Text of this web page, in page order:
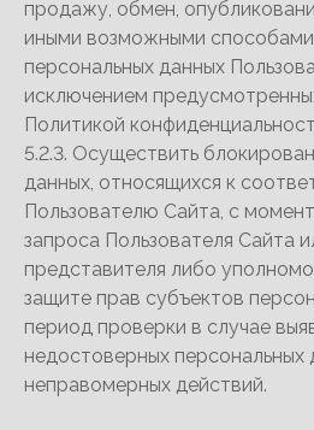
продажу, обмен,
иными возможными
персональных данных
исключением
Политикой
5.2.3. Осуществить
данных, относящихся к
Пользователю Сайта, с
запроса Пользователя Сайта
представителя либо
защите прав субъектов
период проверки в случае
недостоверных персональных
неправомерных действий.